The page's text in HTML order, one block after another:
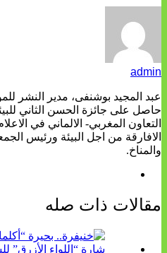
admin
عبد المجيد بوشنفى، مدير النشر
حاصل على جائزة الحسن الثاني
التعاون المغربي- الالماني في
الافارقة من اجل البيئة ورئيس
والمناخ.
مقالات ذات صله